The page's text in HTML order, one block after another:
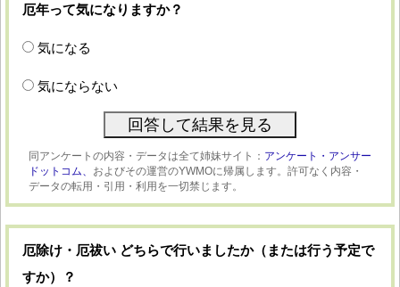
厄年って気になりますか？
気になる
気にならない
同アンケートの内容・データは全て姉妹サイト： アンケート・アンサー
ドットコム、 およびその運営のYWMOに帰属します。許可なく内容・
データの転用・引用・利用を一切禁じます。
厄除け・厄祓い どちらで行いましたか（または行う予定で
すか）？